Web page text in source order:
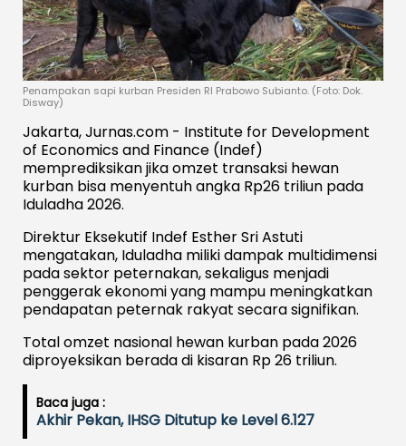
Penampakan sapi kurban Presiden RI Prabowo Subianto. (Foto: Dok.
Disway)
Jakarta, Jurnas.com - Institute for Development
of Economics and Finance (Indef)
memprediksikan jika omzet transaksi hewan
kurban bisa menyentuh angka Rp26 triliun pada
Iduladha 2026.
Direktur Eksekutif Indef Esther Sri Astuti
mengatakan, Iduladha miliki dampak multidimensi
pada sektor peternakan, sekaligus menjadi
penggerak ekonomi yang mampu meningkatkan
pendapatan peternak rakyat secara signifikan.
Total omzet nasional hewan kurban pada 2026
diproyeksikan berada di kisaran Rp 26 triliun.
Baca juga :
Akhir Pekan, IHSG Ditutup ke Level 6.127